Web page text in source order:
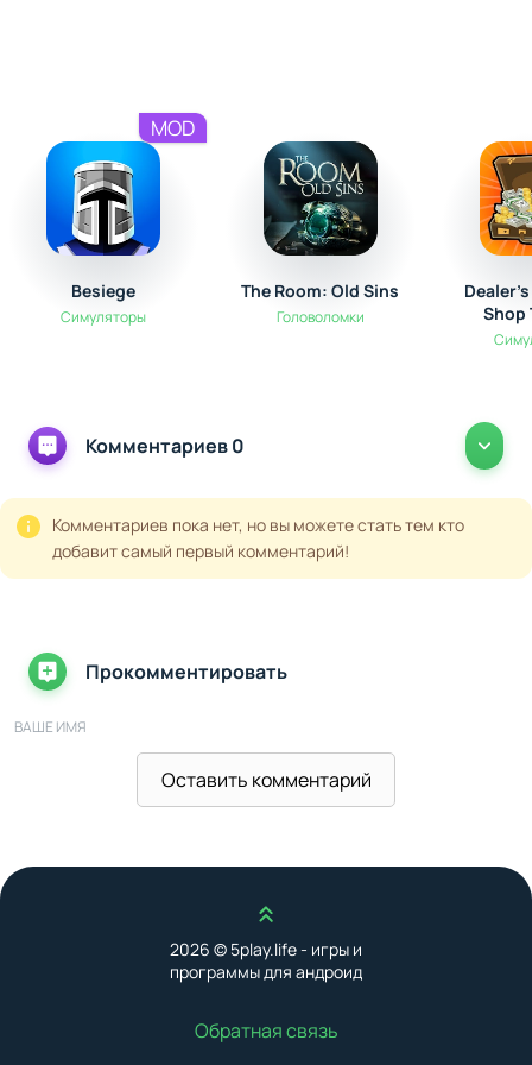
Besiege
Симуляторы
MOD
The Room: Old Sins
Головоломки
Shop
Комментариев 0
Комментариев пока нет, но вы можете стать тем кто
добавит самый первый комментарий!
Прокомментировать
ВАШЕ ИМЯ
Оставить комментарий
Наверх
2026 © 5play.life - игры и
программы для андроид
Обратная связь